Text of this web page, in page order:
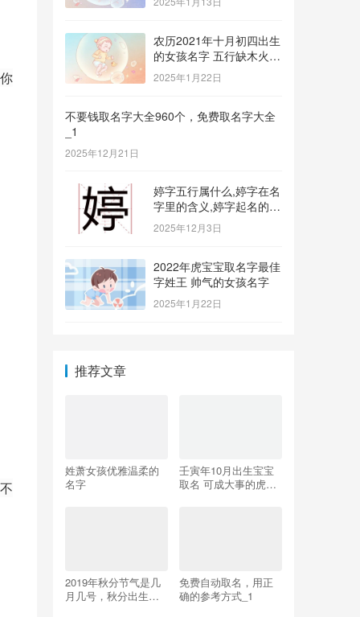
农历2021年十月初四出生
的女孩名字 五行缺木火八
字免费取名
2025年1月22日
不要钱取名字大全960个，免费取名字大全
_1
2025年12月21日
婷字五行属什么,婷字在名
字里的含义,婷字起名的寓
意_1
2025年12月3日
2022年虎宝宝取名字最佳
字姓王 帅气的女孩名字
2025年1月22日
推荐文章
姓萧女孩优雅温柔的
名字
壬寅年10月出生宝宝
取名 可成大事的虎宝
2019年秋分节气是几
月几号，秋分出生的
免费自动取名，用正
确的参考方式_1